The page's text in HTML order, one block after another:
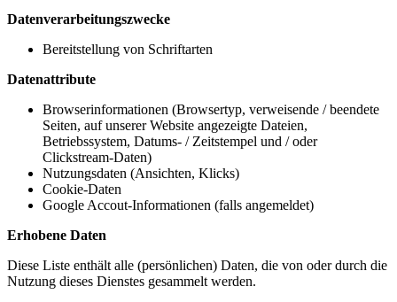
Datenverarbeitungszwecke
Bereitstellung von Schriftarten
Datenattribute
Browserinformationen (Browsertyp, verweisende / beendete
Seiten, auf unserer Website angezeigte Dateien,
Betriebssystem, Datums- / Zeitstempel und / oder
Clickstream-Daten)
Nutzungsdaten (Ansichten, Klicks)
Cookie-Daten
Google Accout-Informationen (falls angemeldet)
Erhobene Daten
Diese Liste enthält alle (persönlichen) Daten, die von oder durch die
Nutzung dieses Dienstes gesammelt werden.